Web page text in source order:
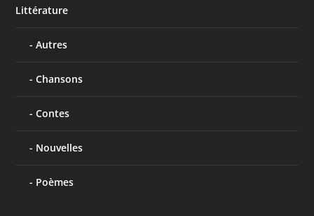
Littérature
Autres
Chansons
Contes
Nouvelles
Poèmes